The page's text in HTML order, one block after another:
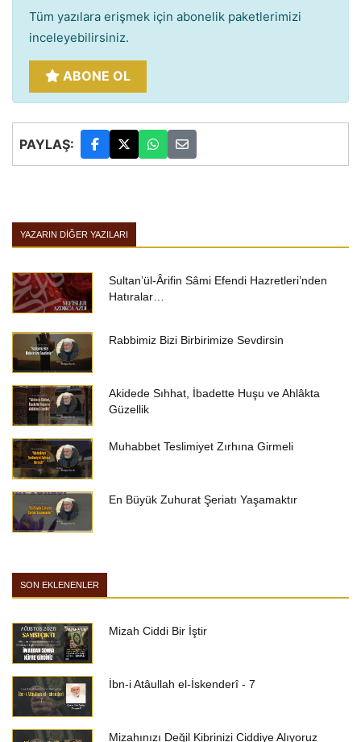
Tüm yazılara erişmek için abonelik paketlerimizi
inceleyebilirsiniz.
ABONE OL
PAYLAŞ:
YAZARIN DIĞER YAZILARI
Sultan’ül-Ârifin Sâmi Efendi Hazretleri’nden
Hatıralar…
Rabbimiz Bizi Birbirimize Sevdirsin
Akidede Sıhhat, İbadette Huşu ve Ahlâkta
Güzellik
Muhabbet Teslimiyet Zırhına Girmeli
En Büyük Zuhurat Şeriatı Yaşamaktır
SON EKLENENLER
Mizah Ciddi Bir İştir
İbn-i Atâullah el-İskenderî - 7
Mizahınızı Değil Kibrinizi Ciddiye Alıyoruz